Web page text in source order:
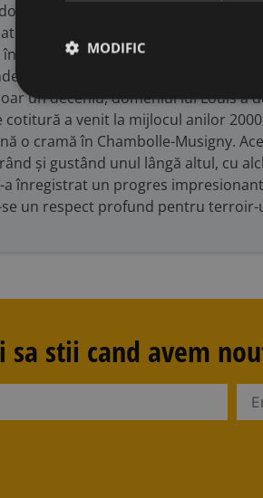
cu doar un deceniu în
podgorii din Burgundia, datorită
Volnay și Gevrey Chambertin.
subtile, pure, precise și extrem
un deceniu, domeniul lui Louis
cotitură a venit la mijlocul anilor
o cramă în Chambolle-Musigny.
și gustând unul lângă altul, cu
a înregistrat un progres
un respect profund pentru terroir-
sa stii cand avem
MODIFIC